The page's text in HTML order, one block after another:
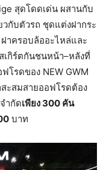
สุดโดดเด่น ผสานกับ
กับตัวรถ ชุดแต่งฝากระ
าครอบล้ออะไหล่และ
เกิร์ตกันชนหน้า–หลังที่
โรดของ NEW GWM
ะสมสายออฟโรดต้อง
ำกัดเพียง 300 คัน
บาท